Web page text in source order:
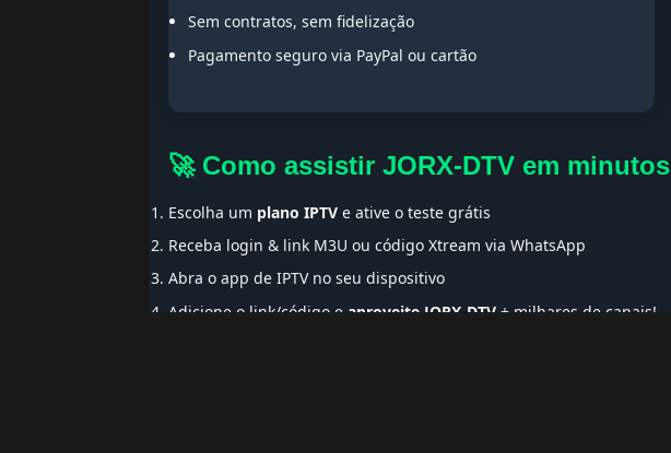
Sem contratos, sem fidelização
Pagamento seguro via PayPal ou cartão
🚀 Como assistir JORX-DTV em minutos
Escolha um plano IPTV e ative o teste grátis
Receba login & link M3U ou código Xtream via WhatsApp
Abra o app de IPTV no seu dispositivo
Adicione o link/código e aproveite JORX-DTV + milhares de canais!